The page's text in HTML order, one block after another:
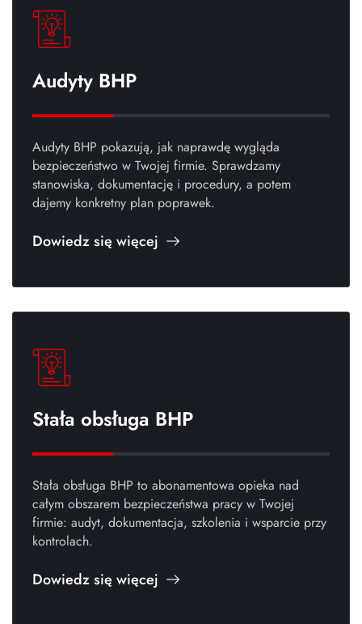
Audyty BHP
Audyty BHP pokazują, jak naprawdę wygląda
bezpieczeństwo w Twojej firmie. Sprawdzamy
stanowiska, dokumentację i procedury, a potem
dajemy konkretny plan poprawek.
Dowiedz się więcej
Stała obsługa BHP
Stała obsługa BHP to abonamentowa opieka nad
całym obszarem bezpieczeństwa pracy w Twojej
firmie: audyt, dokumentacja, szkolenia i wsparcie przy
kontrolach.
Dowiedz się więcej